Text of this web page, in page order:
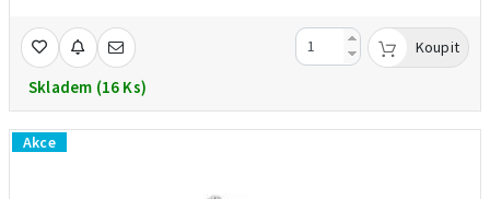
Skladem (16 Ks)
Koupit
Akce